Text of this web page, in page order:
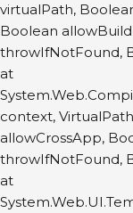
virtualPath,
Boolean
throwIfNotFound,
at
context,
allowCrossApp,
throwIfNotFound,
at